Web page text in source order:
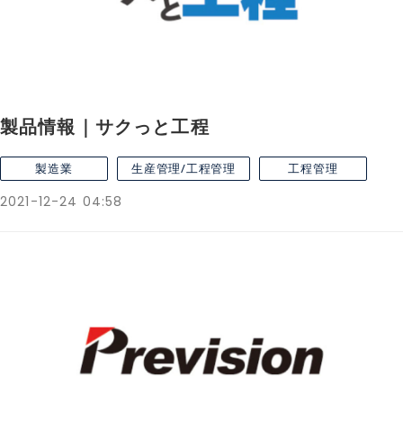
製品情報｜サクっと工程
製造業 生産管理/工程管理 工程管理
2021-12-24 04:58